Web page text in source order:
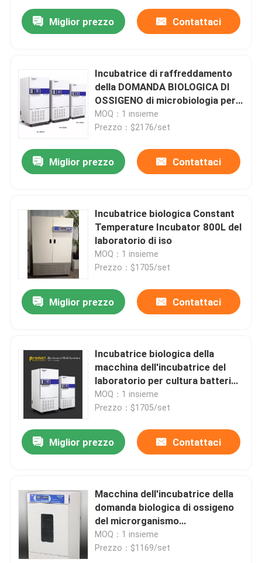
Prodotti
Chi siamo
Miglior prezzo Contattaci
Incubatrice di raffreddamento
della DOMANDA BIOLOGICA DI
OSSIGENO di microbiologia per
cultura batterica 110V 220V
MOQ：1 insieme
Prezzo：$2176/set
Miglior prezzo Contattaci
Incubatrice biologica Constant
Temperature Incubator 800L del
laboratorio di iso
MOQ：1 insieme
Prezzo：$1705/set
Miglior prezzo Contattaci
Incubatrice biologica della
macchina dell'incubatrice del
laboratorio per cultura batterica
110V 220V
MOQ：1 insieme
Prezzo：$1705/set
Miglior prezzo Contattaci
Macchina dell'incubatrice della
domanda biologica di ossigeno
del microrganismo
dell'incubatrice refrigerata
domanda biologica di ossigeno
MOQ：1 insieme
Prezzo：$1169/set